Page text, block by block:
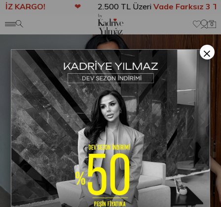
KARGO! 2.500 TL ÜzeriVade Farksız 3
0
Anasayfa Arya Gold Düğme Detaylı Elbise Bej
×